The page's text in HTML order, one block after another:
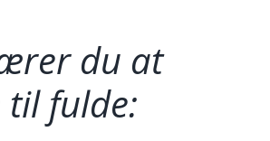
du at
til fulde: